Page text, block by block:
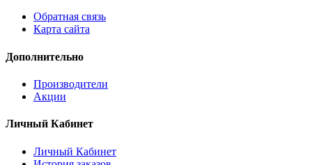
Обратная связь
Карта сайта
Дополнительно
Производители
Акции
Личный Кабинет
Личный Кабинет